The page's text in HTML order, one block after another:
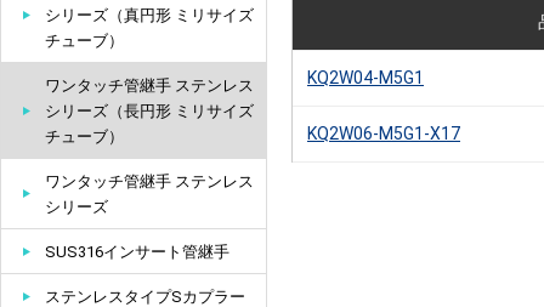
KQ2W04-M5G1
KQ2W06-M5G1-X17
シリーズ（真円形 ミリサイズ
チューブ）
ワンタッチ管継手 ステンレス
シリーズ（長円形 ミリサイズ
チューブ）
ワンタッチ管継手 ステンレス
シリーズ
SUS316インサート管継手
ステンレスタイプSカプラー